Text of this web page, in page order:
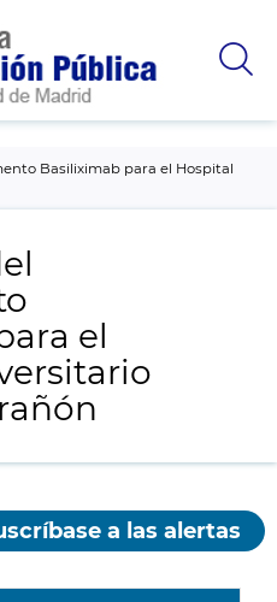
Basiliximab para el Hospital
el
a las alertas